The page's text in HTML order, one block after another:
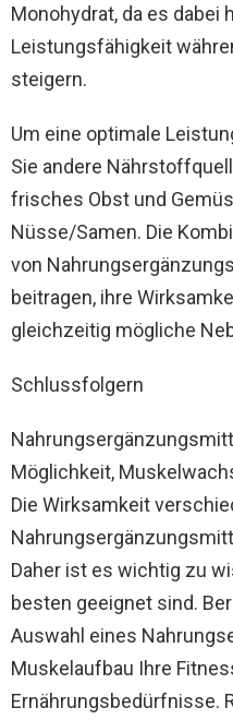
Monohydrat, da es dabei
Leistungsfähigkeit
steigern.
Um eine optimale
Sie andere
frisches Obst und
Nüsse/Samen. Die
von
beitragen, ihre
gleichzeitig mögliche
Schlussfolgern
Möglichkeit,
Die Wirksamkeit
Daher ist es wichtig zu
besten geeignet sind.
Auswahl eines
Muskelaufbau Ihre
Ernährungsbedürfnisse.